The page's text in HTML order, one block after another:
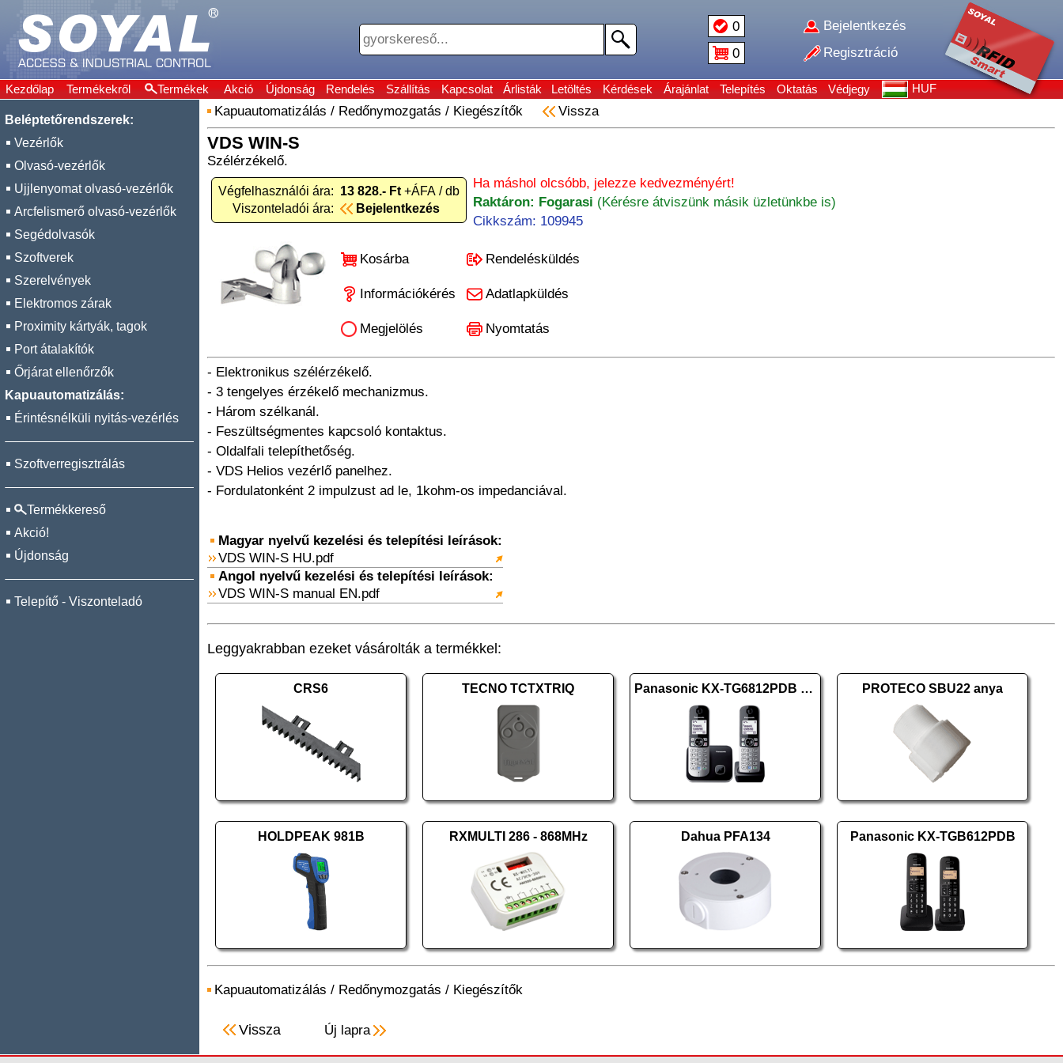
0
0
Bejelentkezés
Regisztráció
Kezdőlap Termékekről Termékek Akció Újdonság Rendelés Szállítás Kapcsolat Árlisták Letöltés Kérdések Árajánlat Telepítés Oktatás Védjegy HUF
Beléptetőrendszerek:
Vezérlők
Olvasó-vezérlők
Ujjlenyomat olvasó-vezérlők
Arcfelismerő olvasó-vezérlők
Segédolvasók
Szoftverek
Szerelvények
Elektromos zárak
Proximity kártyák, tagok
Port átalakítók
Őrjárat ellenőrzők
Kapuautomatizálás:
Érintésnélküli nyitás-vezérlés
Szoftverregisztrálás
Termékkereső
Akció!
Újdonság
Telepítő - Viszonteladó
Kapuautomatizálás / Redőnymozgatás / Kiegészítők Vissza
VDS WIN-S
Szélérzékelő.
Végfelhasználói ára: 13 828.- Ft +ÁFA / db
Viszonteladói ára:
Bejelentkezés
Ha máshol olcsóbb, jelezze kedvezményért!
Raktáron: Fogarasi (Kérésre átviszünk másik üzletünkbe is)
Cikkszám: 109945
Kosárba Rendelésküldés
Információkérés Adatlapküldés
Megjelölés Nyomtatás
- Elektronikus szélérzékelő.
- 3 tengelyes érzékelő mechanizmus.
- Három szélkanál.
- Feszültségmentes kapcsoló kontaktus.
- Oldalfali telepíthetőség.
- VDS Helios vezérlő panelhez.
- Fordulatonként 2 impulzust ad le, 1kohm-os impedanciával.
Magyar nyelvű kezelési és telepítési leírások:
VDS WIN-S HU.pdf
Angol nyelvű kezelési és telepítési leírások:
VDS WIN-S manual EN.pdf
Leggyakrabban ezeket vásárolták a termékkel:
CRS6 TECNO TCTXTRIQ Panasonic KX-TG6812PDB DUO PROTECO SBU22 anya
HOLDPEAK 981B RXMULTI 286 - 868MHz Dahua PFA134 Panasonic KX-TGB612PDB
Kapuautomatizálás / Redőnymozgatás / Kiegészítők
Vissza Új lapra